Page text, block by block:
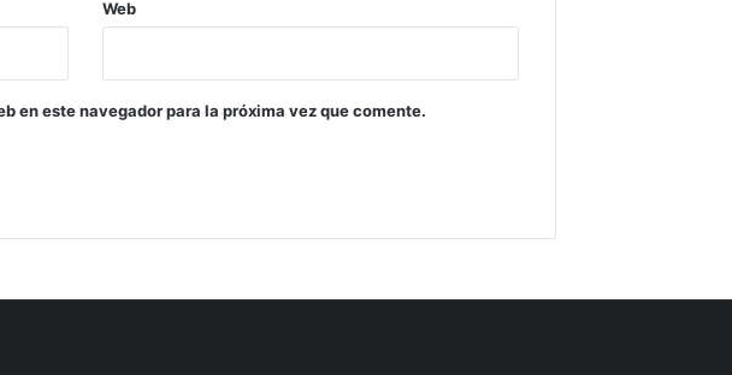
Web
en este navegador para la próxima vez que comente.